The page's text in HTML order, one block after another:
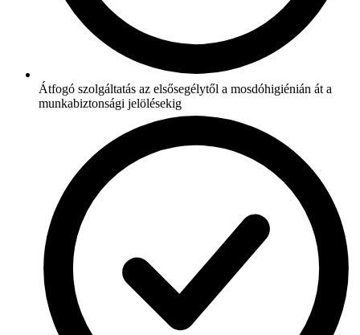
Átfogó szolgáltatás az elsősegélytől a mosdóhigiénián át a
munkabiztonsági jelölésekig